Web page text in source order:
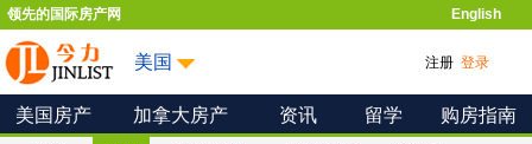
领先的国际房产网 English
美国 注册 登录
美国房产 加拿大房产 资讯 留学 购房指南